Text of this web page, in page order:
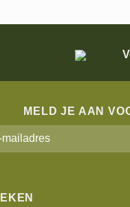
MELD JE AAN